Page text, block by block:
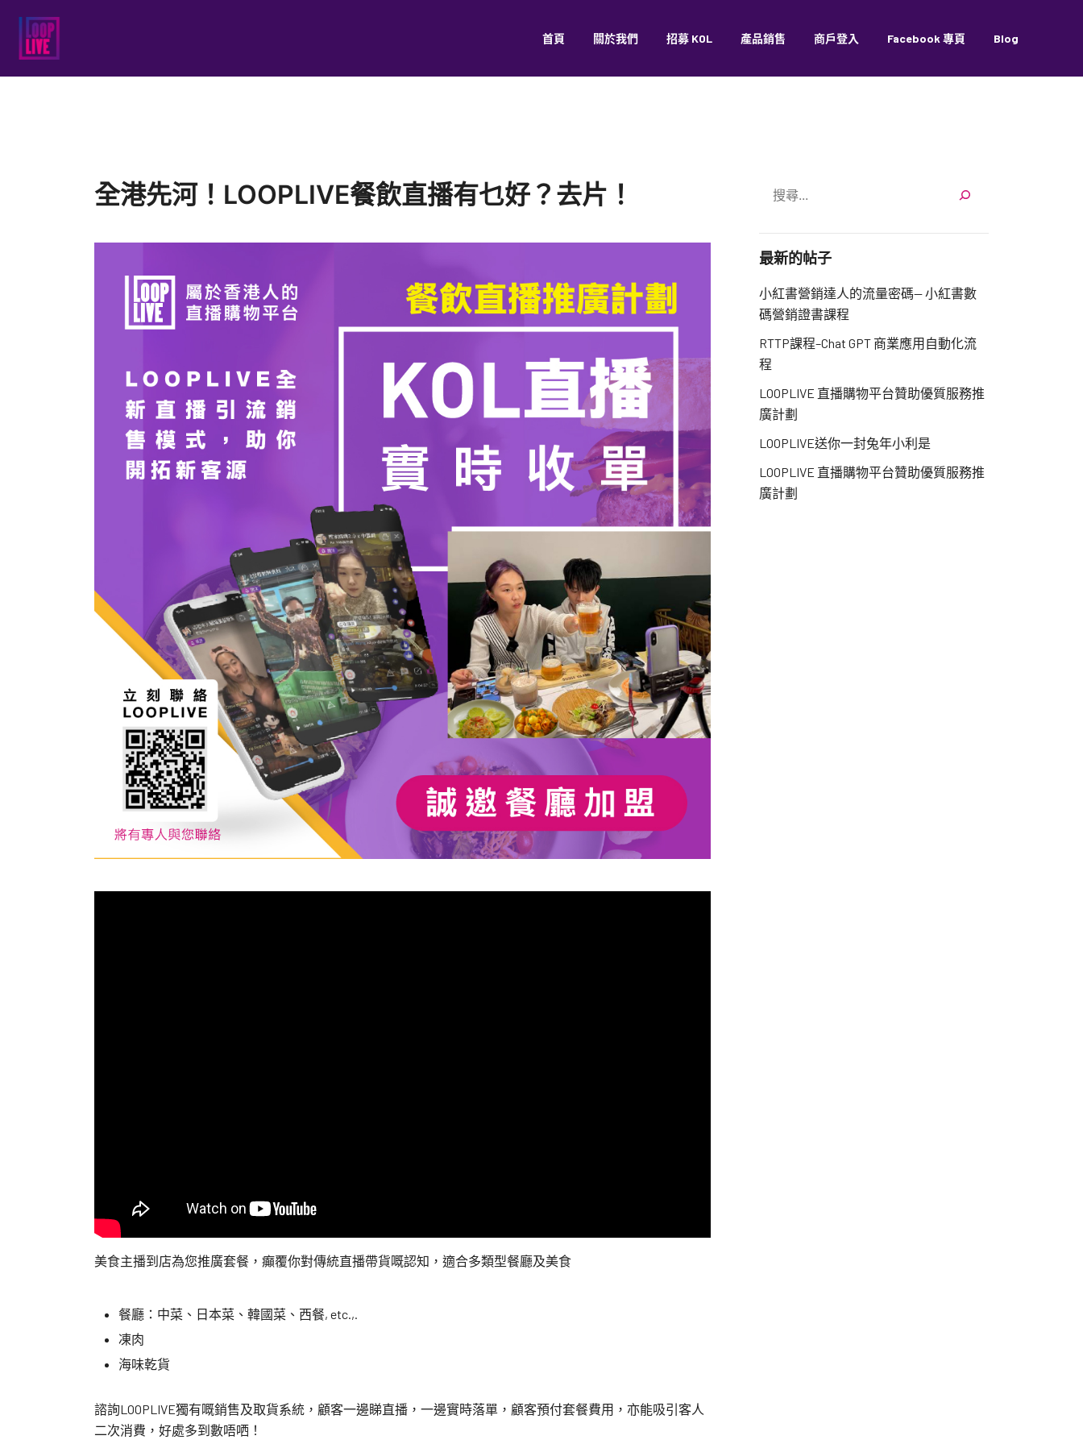
contentLoopLive
LOOPLIVE 為香港人而設計的直播購物平臺，有KOL為你推介最新最潮的人氣商品 隨時隨地開LOOPLIVE 一邊搶購心頭好 LOOPLIVE限時破低價 一鍵搶貨冇難度
首頁 關於我們 招募 KOL 產品銷售 商戶登入 Facebook 專頁 Blog
全港先河！LOOPLIVE餐飲直播有乜好？去片！
美食主播到店為您推廣套餐，癲覆你對傳統直播帶貨嘅認知，適合多類型餐廳及美食
餐廳：中菜、日本菜、韓國菜、西餐, etc.,.
凍肉
海味乾貨
諮詢LOOPLIVE獨有嘅銷售及取貨系統，顧客一邊睇直播，一邊實時落單，顧客預付套餐費用，亦能吸引客人
二次消費，好處多到數唔哂！
最新的帖子
小紅書營銷達人的流量密碼— 小紅書數
碼營銷證書課程
RTTP課程–Chat GPT 商業應用自動化流
程
LOOPLIVE 直播購物平台贊助優質服務推
廣計劃
LOOPLIVE送你一封兔年小利是
LOOPLIVE 直播購物平台贊助優質服務推
廣計劃